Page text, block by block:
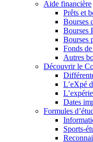
Aide financière
Prêts et
Bourses
Bourses
Bourses
Fonds
Autres
Découvrir le
L’eXpé
Dates
Formules
Sports-